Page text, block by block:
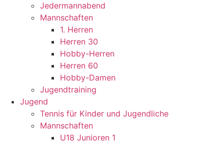
Jedermannabend
Mannschaften
1. Herren
Herren 30
Hobby-Herren
Herren 60
Hobby-Damen
Jugendtraining
Jugend
Tennis für Kinder und Jugendliche
Mannschaften
U18 Junioren 1